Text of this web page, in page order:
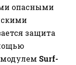
опасными
защита
Surf-